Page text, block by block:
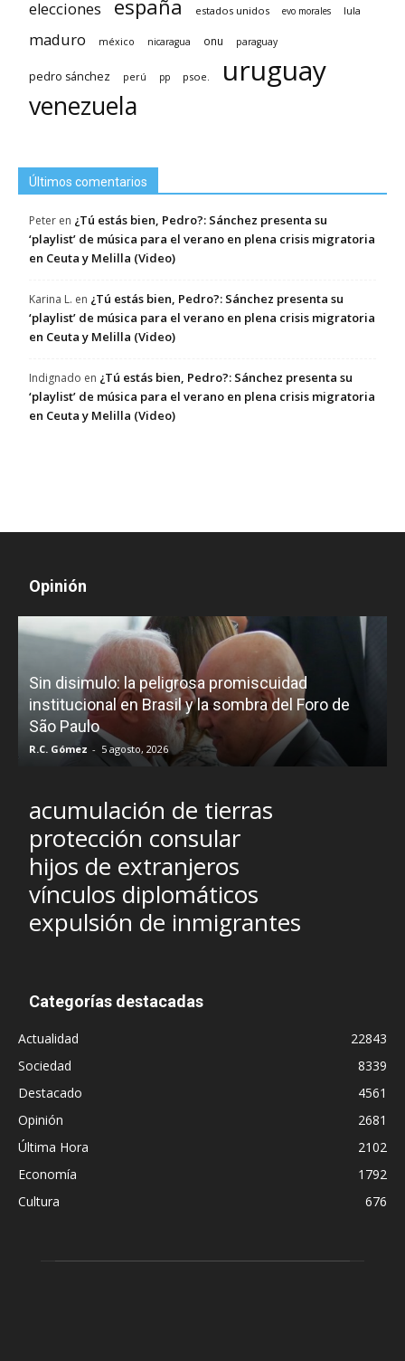
elecciones españa estados unidos evo morales lula
maduro méxico nicaragua onu paraguay
pedro sánchez perú pp psoe. uruguay
venezuela
Últimos comentarios
Peter en ¿Tú estás bien, Pedro?: Sánchez presenta su
‘playlist’ de música para el verano en plena crisis migratoria
en Ceuta y Melilla (Video)
Karina L. en ¿Tú estás bien, Pedro?: Sánchez presenta su
‘playlist’ de música para el verano en plena crisis migratoria
en Ceuta y Melilla (Video)
Indignado en ¿Tú estás bien, Pedro?: Sánchez presenta su
‘playlist’ de música para el verano en plena crisis migratoria
en Ceuta y Melilla (Video)
Opinión
Sin disimulo: la peligrosa promiscuidad
institucional en Brasil y la sombra del Foro de
São Paulo
R.C. Gómez - 5 agosto, 2026
acumulación de tierras
protección consular
hijos de extranjeros
vínculos diplomáticos
expulsión de inmigrantes
Categorías destacadas
Actualidad
22843
Sociedad
8339
Destacado
4561
Opinión
2681
Última Hora
2102
Economía
1792
Cultura
676